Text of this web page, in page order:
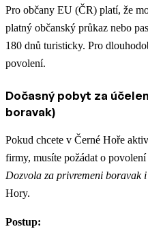
Pro občany EU (ČR) platí, že
platný občanský průkaz nebo
180 dnů turisticky. Pro
povolení.
Dočasný pobyt za
boravak)
Pokud chcete v Černé Hoře
firmy, musíte požádat o
Dozvola za privremeni boravak
Hory.
Postup: